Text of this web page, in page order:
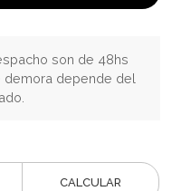
son de 48hs
demora depende del
CALCULAR